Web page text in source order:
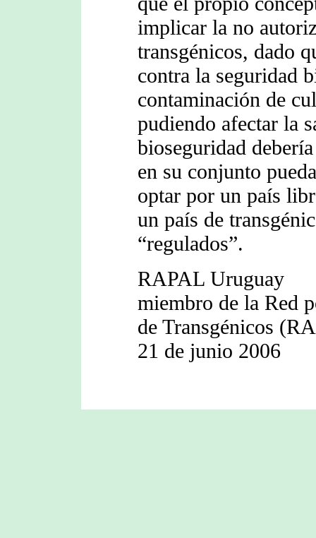
implicar la no
transgénicos, dado
contra la seguridad
contaminación de
pudiendo afectar la
bioseguridad
en su conjunto
optar por un país
un país de
“regulados”.
RAPAL Uruguay
miembro de la Red
de Transgénicos
21 de junio 2006